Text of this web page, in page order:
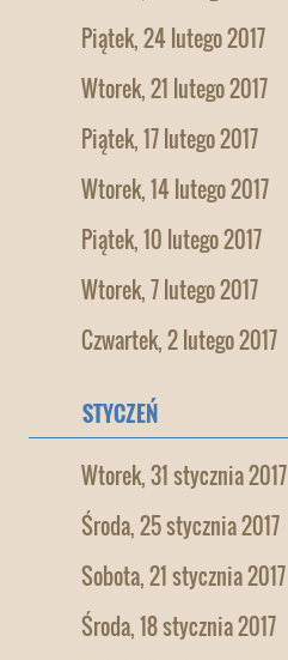
Piątek, 24 lutego 2017
Wtorek, 21 lutego 2017
Piątek, 17 lutego 2017
Wtorek, 14 lutego 2017
Piątek, 10 lutego 2017
Wtorek, 7 lutego 2017
Czwartek, 2 lutego 2017
STYCZEŃ
Wtorek, 31 stycznia 2017
Środa, 25 stycznia 2017
Sobota, 21 stycznia 2017
Środa, 18 stycznia 2017